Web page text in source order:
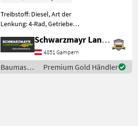
Treibstoff: Diesel, Art der
Lenkung: 4-Rad, Getriebeart
Hydrostatgetriebe, hydr.
Werkzeugverriegelung,
Steuergerät dw, Sperrdiff.
hinten, Klimaanlage,
Schwarzmayr Landtechnik GmbH - Gampern
4851 Gampern
Baumaschinen
/ JCB
Premium Gold Händler